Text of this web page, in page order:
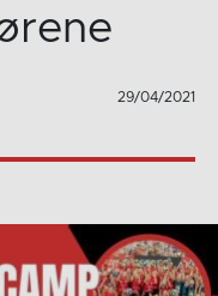
29/04/2021